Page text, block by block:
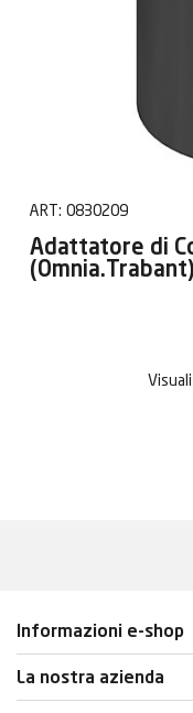
ART: 0830209
Adattatore di
(Omnia.Trabant)
Informazioni e-shop
La nostra azienda